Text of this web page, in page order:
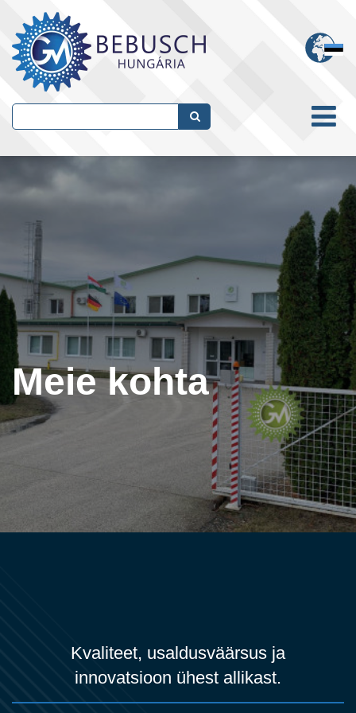
Meie kohta
Kvaliteet, usaldusväärsus ja
innovatsioon ühest allikast.